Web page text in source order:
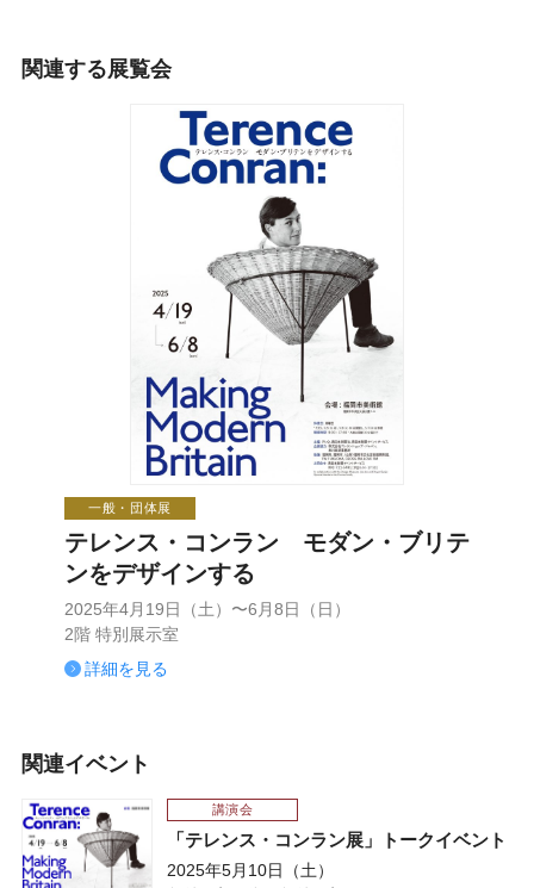
関連する展覧会
一般・団体展
テレンス・コンラン モダン・ブリテ
ンをデザインする
2025年4月19日（土）〜6月8日（日）
2階 特別展示室
詳細を見る
関連イベント
講演会
「テレンス・コンラン展」トークイベント
2025年5月10日（土）